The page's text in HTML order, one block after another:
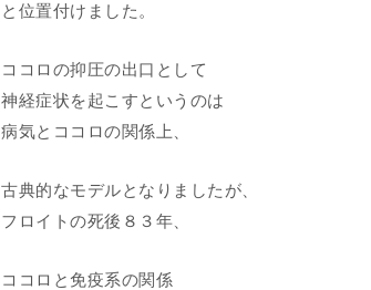
と位置付けました。
ココロの抑圧の出口として
神経症状を起こすというのは
病気とココロの関係上、
古典的なモデルとなりましたが、
フロイトの死後８３年、
ココロと免疫系の関係